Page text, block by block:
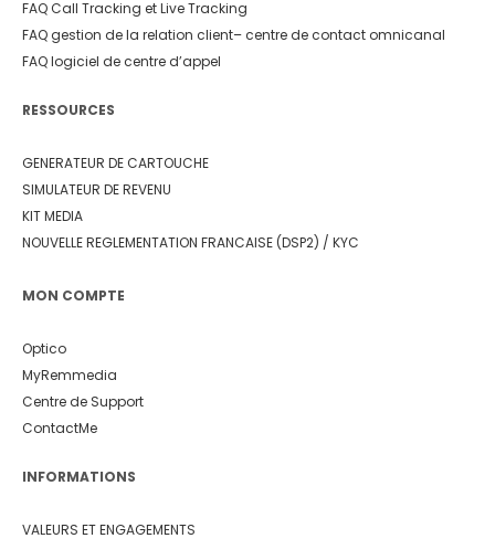
FAQ Call Tracking et Live Tracking
FAQ gestion de la relation client– centre de contact omnicanal
FAQ logiciel de centre d’appel
RESSOURCES
GENERATEUR DE CARTOUCHE
SIMULATEUR DE REVENU
KIT MEDIA
NOUVELLE REGLEMENTATION FRANCAISE (DSP2) / KYC
MON COMPTE
Optico
MyRemmedia
Centre de Support
ContactMe
INFORMATIONS
VALEURS ET ENGAGEMENTS